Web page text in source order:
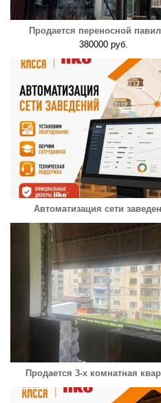
Продается переносной
380000 руб.
Автоматизация сети
Продается 3-х комнатная